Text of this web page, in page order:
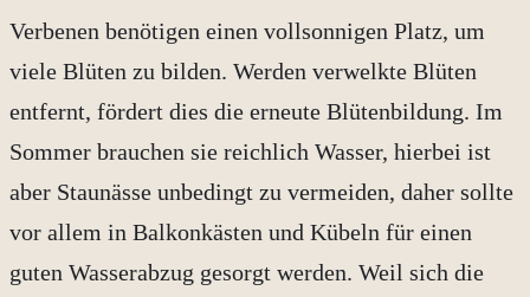
Verbenen benötigen einen vollsonnigen Platz, um
viele Blüten zu bilden. Werden verwelkte Blüten
entfernt, fördert dies die erneute Blütenbildung. Im
Sommer brauchen sie reichlich Wasser, hierbei ist
aber Staunässe unbedingt zu vermeiden, daher sollte
vor allem in Balkonkästen und Kübeln für einen
guten Wasserabzug gesorgt werden. Weil sich die